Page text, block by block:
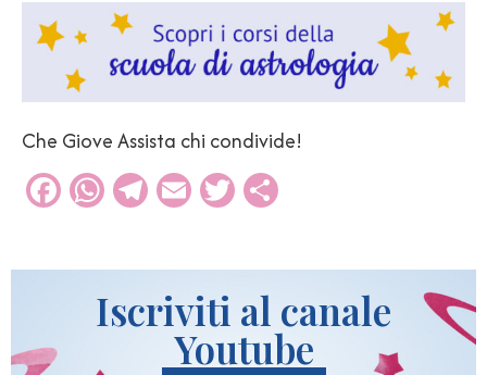
Che Giove Assista chi condivide!
Facebook
WhatsApp
Telegram
EmailTwitter
Iscriviti al canale
Youtube